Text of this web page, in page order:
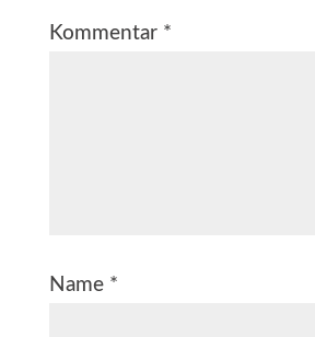
Kommentar *
Name *